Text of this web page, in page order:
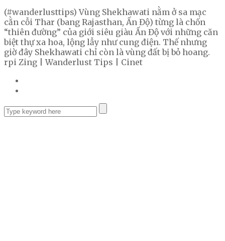
(#wanderlusttips) Vùng Shekhawati nằm ở sa mạc
cằn cỗi Thar (bang Rajasthan, Ấn Độ) từng là chốn
“thiên đường” của giới siêu giàu Ấn Độ với những căn
biệt thự xa hoa, lộng lẫy như cung điện. Thế nhưng
giờ đây Shekhawati chỉ còn là vùng đất bị bỏ hoang.
rpi Zing | Wanderlust Tips | Cinet